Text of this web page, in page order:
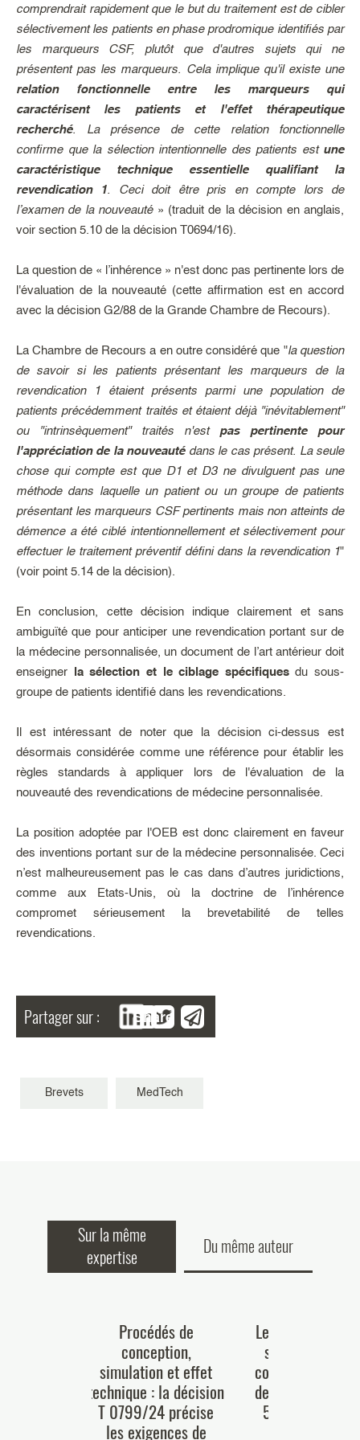
comprendrait rapidement que le but du traitement est de cibler
sélectivement les patients en phase prodromique identifiés par
les marqueurs CSF, plutôt que d'autres sujets qui ne
présentent pas les marqueurs. Cela implique qu'il existe une
relation fonctionnelle entre les marqueurs qui
caractérisent les patients et l'effet thérapeutique
recherché. La présence de cette relation fonctionnelle
confirme que la sélection intentionnelle des patients est une
caractéristique technique essentielle qualifiant la
revendication 1. Ceci doit être pris en compte lors de
l’examen de la nouveauté» (traduit de la décision en anglais,
voir section 5.10 de la décision T0694/16).
La question de « l’inhérence » n'est donc pas pertinente lors de
l'évaluation de la nouveauté (cette affirmation est en accord
avec la décision G2/88 de la Grande Chambre de Recours).
La Chambre de Recours a en outre considéré que "la question
de savoir si les patients présentant les marqueurs de la
revendication 1 étaient présents parmi une population de
patients précédemment traités et étaient déjà "inévitablement"
ou "intrinsèquement" traités n'est pas pertinente pour
l'appréciation de la nouveautédans le cas présent. La seule
chose qui compte est que D1 et D3 ne divulguent pas une
méthode dans laquelle un patient ou un groupe de patients
présentant les marqueurs CSF pertinents mais non atteints de
démence a été ciblé intentionnellement et sélectivement pour
effectuer le traitement préventif défini dans la revendication 1"
(voir point 5.14 de la décision).
En conclusion, cette décision indique clairement et sans
ambiguïté que pour anticiper une revendication portant sur de
la médecine personnalisée, un document de l’art antérieur doit
enseigner
la sélection et le ciblage spécifiquesdu sous-
groupe de patients identifié dans les revendications.
Il est intéressant de noter que la décision ci-dessus est
désormais considérée comme une référence pour établir les
règles standards à appliquer lors de l'évaluation de la
nouveauté des revendications de médecine personnalisée.
La position adoptée par l'OEB est donc clairement en faveur
des inventions portant sur de la médecine personnalisée. Ceci
n’est malheureusement pas le cas dans d’autres juridictions,
comme aux Etats-Unis, où la doctrine de l’inhérence
compromet sérieusement la brevetabilité de telles
revendications.
Partager sur : Share
Brevets MedTech
Sur la même
expertise
Du même auteur
Procédés de
conception,
simulation et effet
technique : la décision
T 0799/24 précise
les exigences de
Le plasma est-il
substance ou
composition au
des articles
54(5) de la